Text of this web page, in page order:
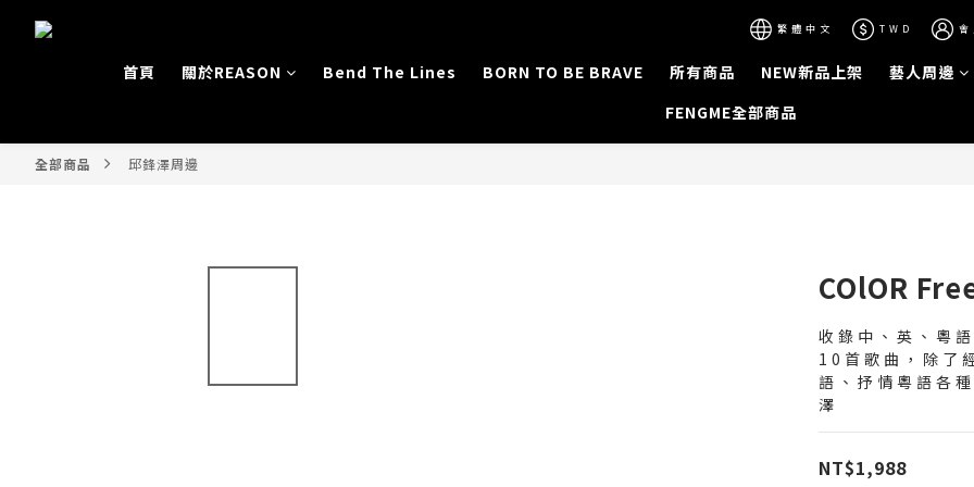
繁體中文 TWD
首頁 關於REASON Bend The Lines BORN TO BE BRAVE 所有商品 NEW新品上架
藝人周邊
FENGME全部商品
全部商品 邱鋒澤周邊
COlOR
收錄中、英、粵
10首歌曲，除了
語、抒情粵語各
澤
NT$1,988